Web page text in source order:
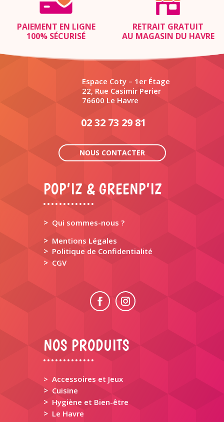
PAIEMENT EN LIGNE
100% SÉCURISÉ
RETRAIT GRATUIT
AU MAGASIN DU HAVRE
Espace Coty – 1er Étage
22, Rue Casimir Perier
76600 Le Havre
02 32 73 29 81
NOUS CONTACTER
POP’IZ & GREENP’IZ
> Qui sommes-nous ?
> Mentions Légales
> Politique de Confidentialité
> CGV
NOS PRODUITS
> Accessoires et Jeux
> Cuisine
> Hygiène et Bien-être
> Le Havre